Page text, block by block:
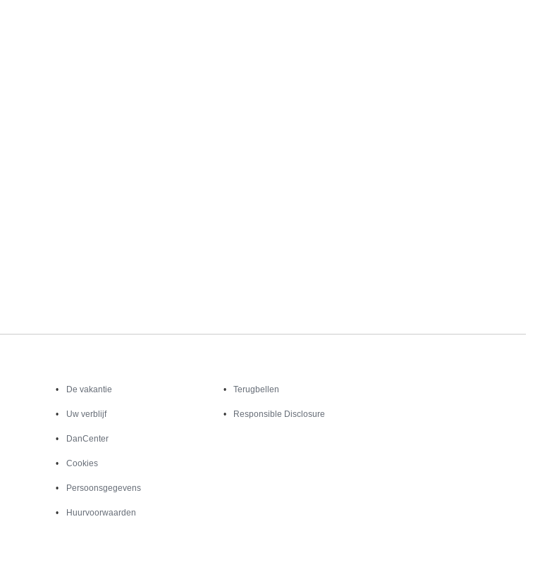
De vakantie
Uw verblijf
DanCenter
Cookies
Persoonsgegevens
Huurvoorwaarden
Terugbellen
Responsible Disclosure